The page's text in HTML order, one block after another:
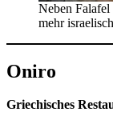
Neben
mehr
Oniro
Griechisches